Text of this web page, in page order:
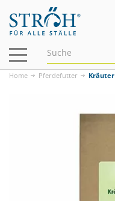
Navigation
ein-/ausblenden
Home Pferdefutter Kräuter